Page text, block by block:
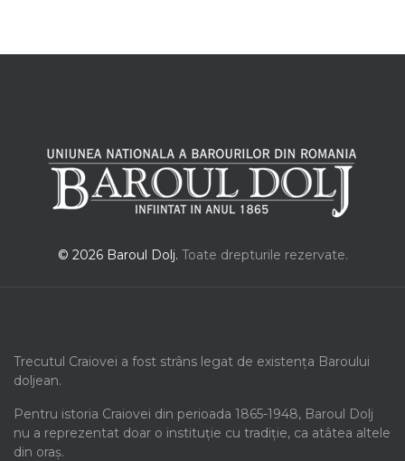
© 2026 Baroul Dolj. Toate drepturile rezervate.
Trecutul Craiovei a fost strâns legat de existența Baroului
doljean.
Pentru istoria Craiovei din perioada 1865-1948, Baroul Dolj
nu a reprezentat doar o instituție cu tradiție, ca atâtea altele
din oraș.